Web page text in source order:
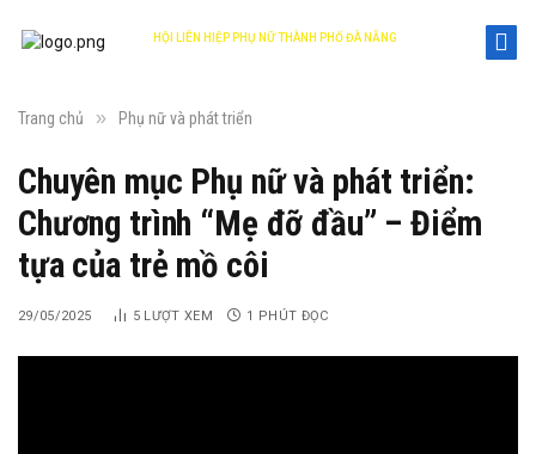
HỘI LIÊN HIỆP PHỤ NỮ THÀNH PHỐ ĐÀ NẴNG
DANANG WOMEN'S UNION
Trang chủ » Phụ nữ và phát triển
Chuyên mục Phụ nữ và phát triển:
Chương trình “Mẹ đỡ đầu” – Điểm
tựa của trẻ mồ côi
29/05/2025 5 LƯỢT XEM 1 PHÚT ĐỌC